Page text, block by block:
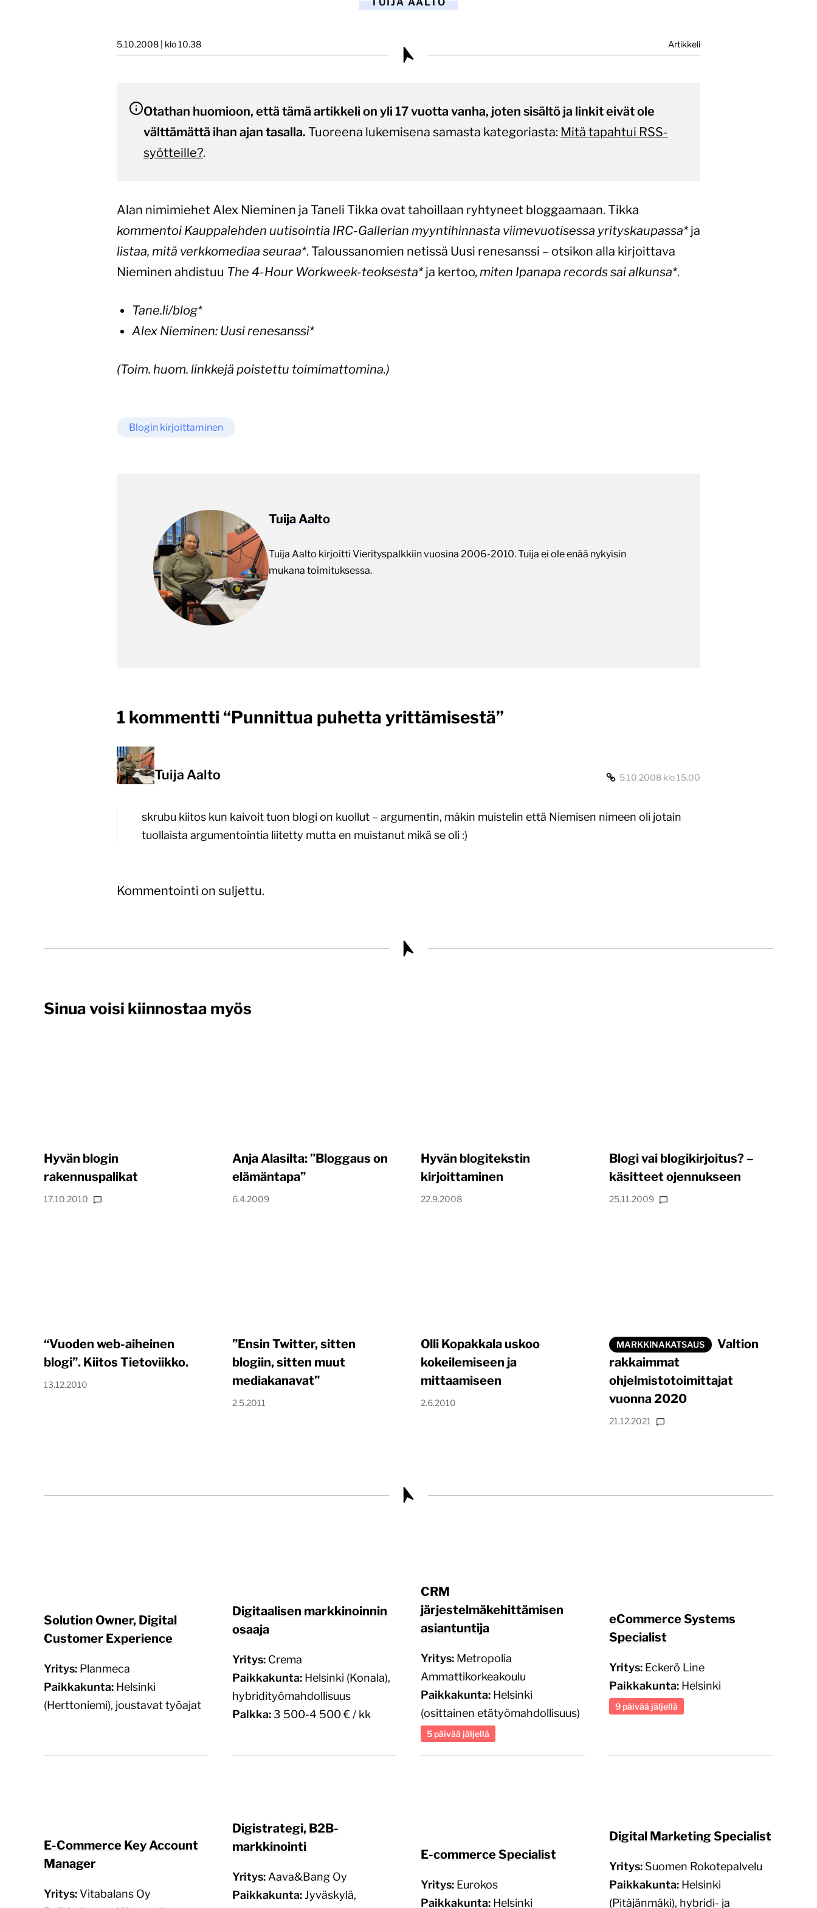
5.10.2008 | klo 10.38 Artikkeli
Otathan huomioon, että tämä artikkeli on yli 17 vuotta vanha, joten sisältö ja linkit eivät ole
välttämättä ihan ajan tasalla. Tuoreena lukemisena samasta kategoriasta: Mitä tapahtui RSS-
syötteille?.
Alan nimimiehet Alex Nieminen ja Taneli Tikka ovat tahoillaan ryhtyneet bloggaamaan. Tikka
kommentoi Kauppalehden uutisointia IRC-Gallerian myyntihinnasta viimevuotisessa yrityskaupassa* ja
listaa, mitä verkkomediaa seuraa*. Taloussanomien netissä Uusi renesanssi – otsikon alla kirjoittava
Nieminen ahdistuu The 4-Hour Workweek-teoksesta* ja kertoo,miten Ipanapa records sai alkunsa*.
Tane.li/blog*
Alex Nieminen: Uusi renesanssi*
(Toim. huom. linkkejä poistettu toimimattomina.)
Blogin kirjoittaminen
Tuija Aalto
Tuija Aalto kirjoitti Vierityspalkkiin vuosina 2006-2010. Tuija ei ole enää nykyisin
mukana toimituksessa.
1 kommentti “Punnittua puhetta yrittämisestä”
Tuija Aalto 5.10.2008 klo 15.00
skrubu kiitos kun kaivoit tuon blogi on kuollut – argumentin, mäkin muistelin että Niemisen nimeen oli jotain
tuollaista argumentointia liitetty mutta en muistanut mikä se oli :)
Kommentointi on suljettu.
Sinua voisi kiinnostaa myös
Hyvän blogin
rakennuspalikat
17.10.2010
Anja Alasilta: ”Bloggaus on
elämäntapa”
6.4.2009
Hyvän blogitekstin
kirjoittaminen
22.9.2008
Blogi vai blogikirjoitus? –
käsitteet ojennukseen
25.11.2009
“Vuoden web-aiheinen
blogi”. Kiitos Tietoviikko.
13.12.2010
”Ensin Twitter, sitten
blogiin, sitten muut
mediakanavat”
2.5.2011
Olli Kopakkala uskoo
kokeilemiseen ja
mittaamiseen
2.6.2010
MARKKINAKATSAUS
Valtion
rakkaimmat
ohjelmistotoimittajat
vuonna 2020
21.12.2021
Solution Owner, Digital
Customer Experience
Yritys: Planmeca
Paikkakunta: Helsinki
(Herttoniemi), joustavat työajat
Digitaalisen markkinoinnin
osaaja
Yritys: Crema
Paikkakunta: Helsinki (Konala),
hybridityömahdollisuus
Palkka: 3 500-4 500 € / kk
CRM
järjestelmäkehittämisen
asiantuntija
Yritys: Metropolia
Ammattikorkeakoulu
Paikkakunta: Helsinki
(osittainen etätyömahdollisuus)
5 päivää jäljellä
eCommerce Systems
Specialist
Yritys: Eckerö Line
Paikkakunta: Helsinki
9 päivää jäljellä
E-Commerce Key Account
Manager
Yritys: Vitabalans Oy
Digistrategi, B2B-
markkinointi
Yritys: Aava&Bang Oy
Paikkakunta: Jyväskylä,
E-commerce Specialist
Yritys: Eurokos
Paikkakunta: Helsinki
Digital Marketing Specialist
Yritys: Suomen Rokotepalvelu
Paikkakunta: Helsinki
(Pitäjänmäki), hybridi- ja